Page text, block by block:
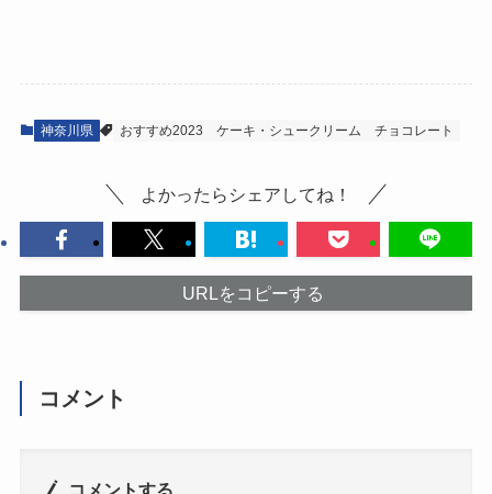
神奈川県 おすすめ2023 ケーキ・シュークリーム チョコレート
よかったらシェアしてね！
URLをコピーする
コメント
コメントする